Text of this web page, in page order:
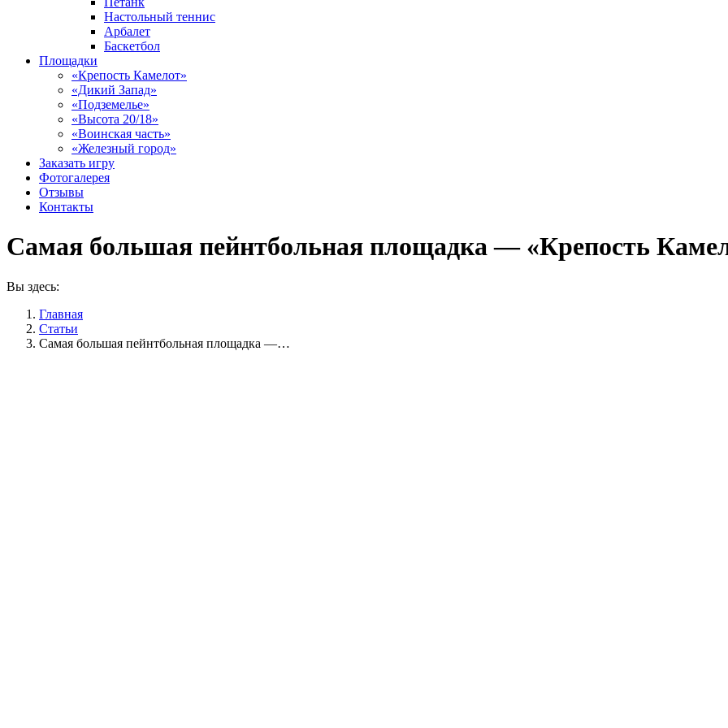
Настольный теннис
Арбалет
Баскетбол
Площадки
«Крепость Камелот»
«Дикий Запад»
«Подземелье»
«Высота 20/18»
«Воинская часть»
«Железный город»
Заказать игру
Фотогалерея
Отзывы
Контакты
Самая большая пейнтбольная площадка — «Крепость
Вы здесь:
Главная
Статьи
Самая большая пейнтбольная площадка —…